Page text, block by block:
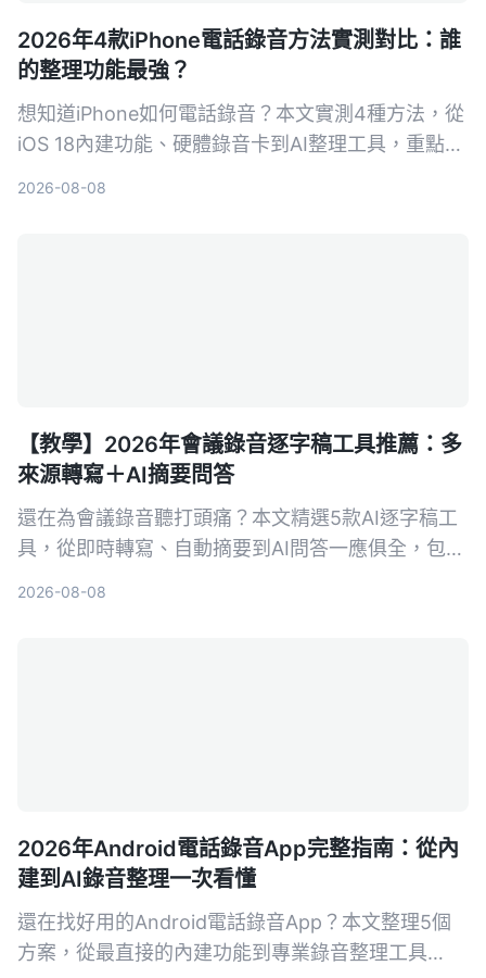
2026年4款iPhone電話錄音方法實測對比：誰
的整理功能最強？
想知道iPhone如何電話錄音？本文實測4種方法，從
iOS 18內建功能、硬體錄音卡到AI整理工具，重點比
2026-08-08
【教學】2026年會議錄音逐字稿工具推薦：多
來源轉寫＋AI摘要問答
還在為會議錄音聽打頭痛？本文精選5款AI逐字稿工
具，從即時轉寫、自動摘要到AI問答一應俱全，包含
2026-08-08
2026年Android電話錄音App完整指南：從內
建到AI錄音整理一次看懂
還在找好用的Android電話錄音App？本文整理5個
方案，從最直接的內建功能到專業錄音整理工具